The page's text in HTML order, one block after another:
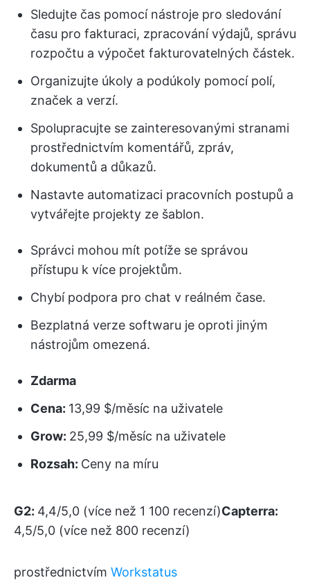
Sledujte čas pomocí nástroje pro sledování
času pro fakturaci, zpracování výdajů, správu
rozpočtu a výpočet fakturovatelných částek.
Organizujte úkoly a podúkoly pomocí polí,
značek a verzí.
Spolupracujte se zainteresovanými stranami
prostřednictvím komentářů, zpráv,
dokumentů a důkazů.
Nastavte automatizaci pracovních postupů a
vytvářejte projekty ze šablon.
Správci mohou mít potíže se správou
přístupu k více projektům.
Chybí podpora pro chat v reálném čase.
Bezplatná verze softwaru je oproti jiným
nástrojům omezená.
Zdarma
Cena: 13,99 $/měsíc na uživatele
Grow: 25,99 $/měsíc na uživatele
Rozsah: Ceny na míru
G2: 4,4/5,0 (více než 1 100 recenzí)Capterra:
4,5/5,0 (více než 800 recenzí)
prostřednictvím Workstatus